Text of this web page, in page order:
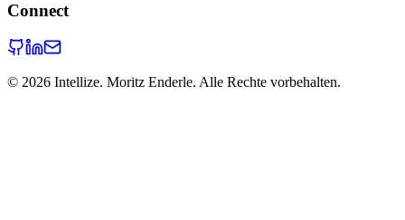
Connect
© 2026 Intellize. Moritz Enderle. Alle Rechte vorbehalten.